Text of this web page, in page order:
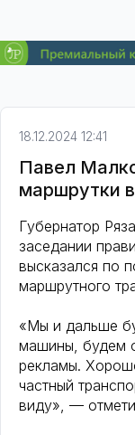
18.12.2024 12:41
Павел
маршрутки
Губернатор
заседании
высказался по
маршрутного
«Мы и дальше
машины, будем
рекламы.
частный
виду», —